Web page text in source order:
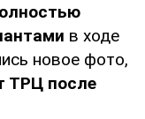
в ходе
новое фото,
ТРЦ после